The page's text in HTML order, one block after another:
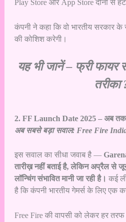
Play Store और App Store दोनों से
कंपनी ने कहा कि वो भारतीय सरकार के
की कोशिश करेगी।
यह भी जानें – फ्री फायर
तरीका
2. FF Launch Date 2025 – अब
अब सबसे बड़ा सवाल: Free Fire
इस सवाल का सीधा जवाब है —
तारीख़ नहीं बताई है, लेकिन अप्रैल से
लॉन्चिंग संभावित मानी जा रही है। कई
है कि कंपनी भारतीय गेमर्स के लिए एक
Free Fire की वापसी को लेकर हर